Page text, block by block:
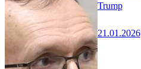
Trump
21.01.2026